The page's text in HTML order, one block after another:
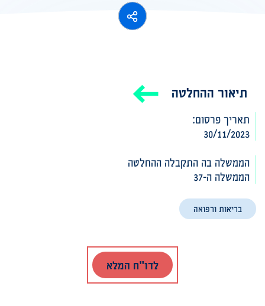
תיאור ההחלטה
תאריך פרסום:
30/11/2023
הממשלה בה התקבלה ההחלטה‎‎
הממשלה ה-37
בריאות ורפואה
לדו"ח המלא